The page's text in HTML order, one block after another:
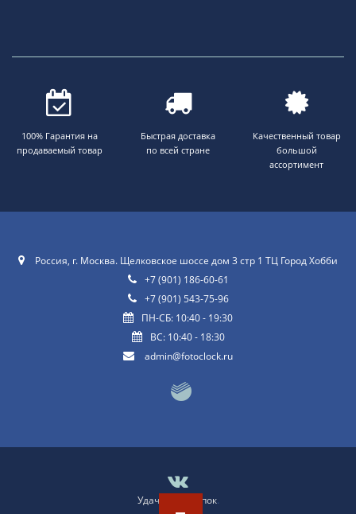
100% Гарантия на
продаваемый товар
Быстрая доставка
по всей стране
Качественный товар
большой
ассортимент
Россия, г. Москва. Щелковское шоссе дом 3 стр 1 ТЦ Город Хобби
+7 (901) 186-60-61
+7 (901) 543-75-96
ПН-СБ: 10:40 - 19:30
ВС: 10:40 - 18:30
admin@fotoclock.ru
Удачных покупок.